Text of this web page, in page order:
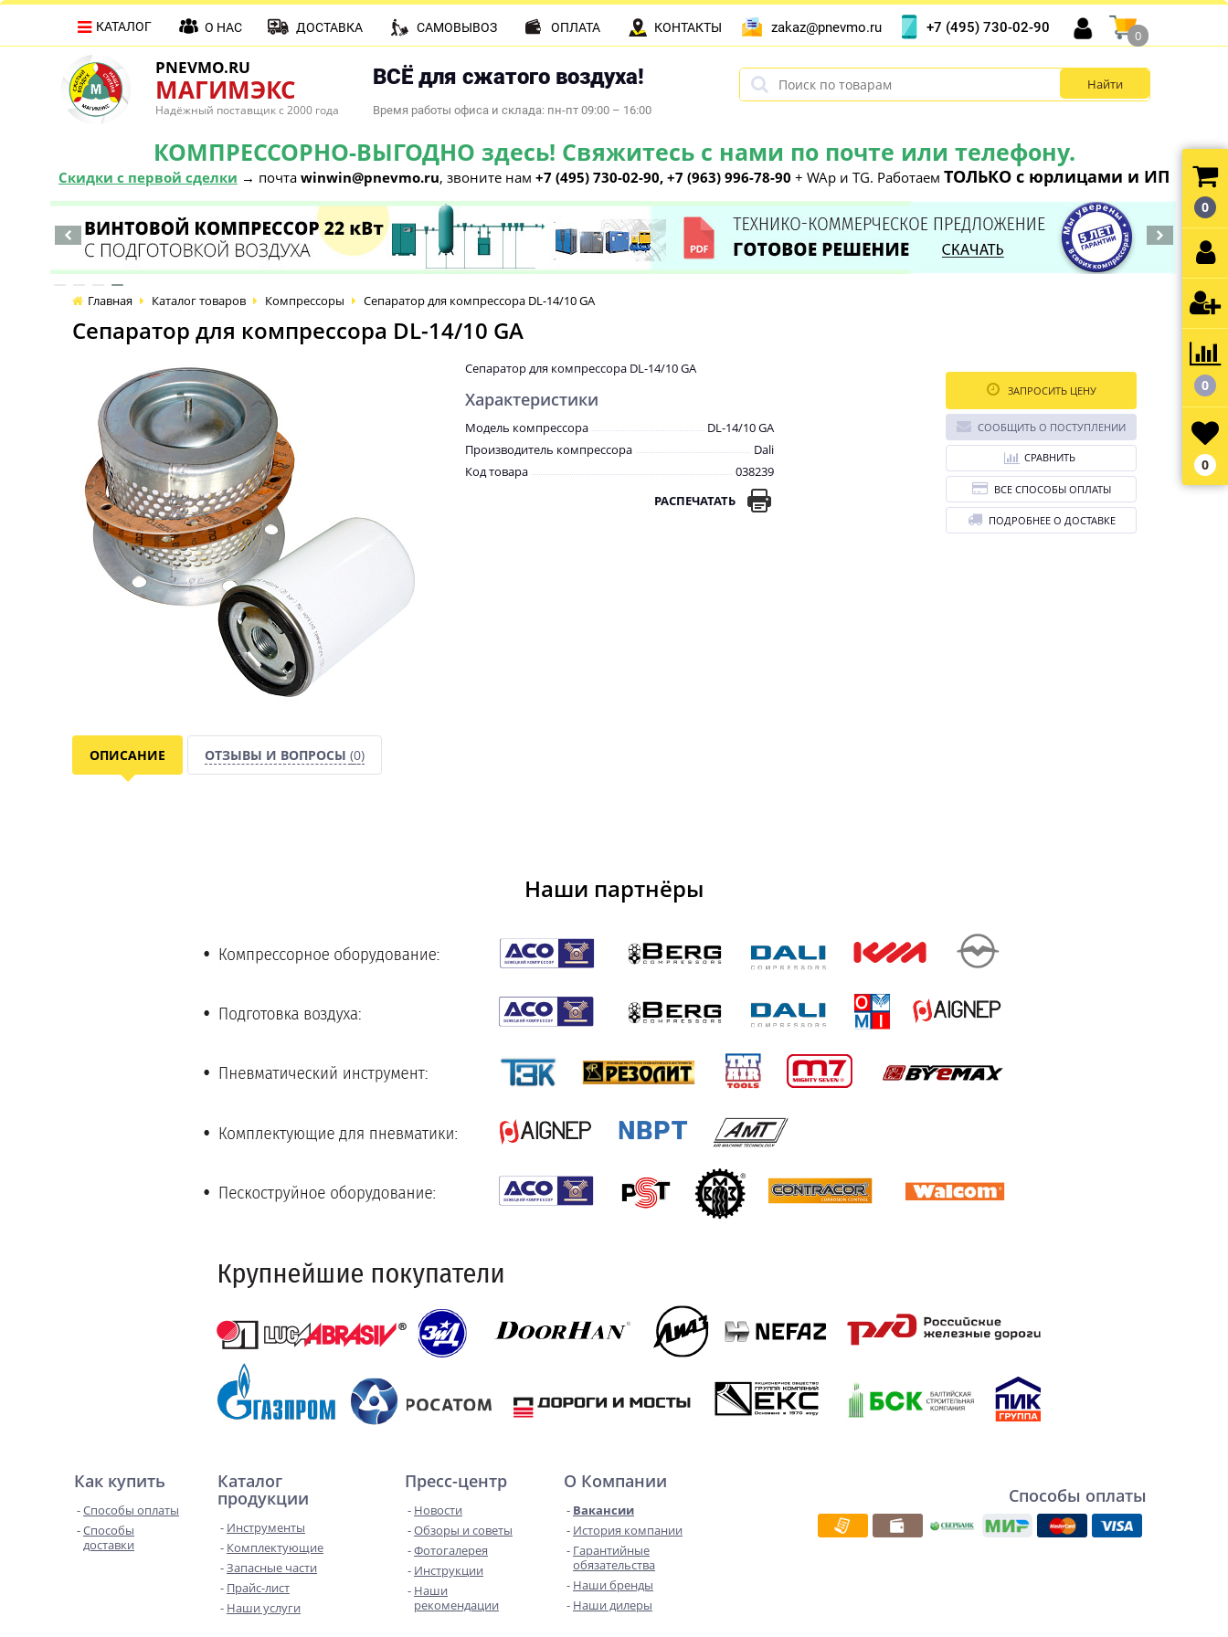
PNEVMO.RU
МАГИМЭКС
Надёжный поставщик с 2000 года
ВСЁ для сжатого воздуха!
Время работы офиса и склада: пн-пт 09:00 – 16:00
КОМПРЕССОРНО-ВЫГОДНО здесь! Свяжитесь с нами по почте или телефону.
Скидки с первой сделки → почта winwin@pnevmo.ru, звоните нам +7 (495) 730-02-90, +7 (963) 996-78-90 + WAp и TG. Работаем ТОЛЬКО с юрлицами и ИП
КАТАЛОГ О НАС ДОСТАВКА САМОВЫВОЗ ОПЛАТА КОНТАКТЫ zakaz@pnevmo.ru +7 (495) 730-02-90
0
Главная Каталог товаров Компрессоры Сепаратор для компрессора DL-14/10 GA
Сепаратор для компрессора DL-14/10 GA
Сепаратор для компрессора DL-14/10 GA
Характеристики
Модель компрессора
DL-14/10 GA
Производитель компрессора
Dali
Код товара
038239
РАСПЕЧАТАТЬ
ЗАПРОСИТЬ ЦЕНУ
СООБЩИТЬ О ПОСТУПЛЕНИИ
СРАВНИТЬ
ВСЕ СПОСОБЫ ОПЛАТЫ
ПОДРОБНЕЕ О ДОСТАВКЕ
ОПИСАНИЕ ОТЗЫВЫ И ВОПРОСЫ (0)
Наши партнёры
Как купить
Способы оплаты
Способы
доставки
Каталог
продукции
Инструменты
Комплектующие
Запасные части
Прайс-лист
Наши услуги
Пресс-центр
Новости
Обзоры и советы
Фотогалерея
Инструкции
Наши
рекомендации
О Компании
Вакансии
История компании
Гарантийные
обязательства
Наши бренды
Наши дилеры
Способы оплаты
0
0
0